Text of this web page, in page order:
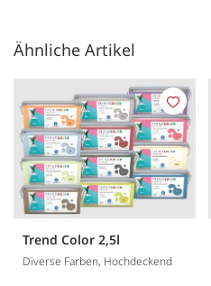
Ähnliche Artikel
Trend Color 2,5l
Diverse Farben, Hochdeckend
Merken